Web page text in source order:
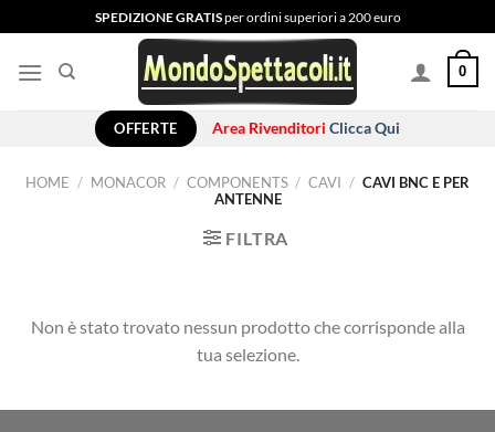
ai
contenuti
SPEDIZIONE GRATISper ordini superiori a 200 euro
0
OFFERTE Area Rivenditori Clicca Qui
HOME / MONACOR / COMPONENTS / CAVI / CAVI BNC E PER
ANTENNE
FILTRA
Non è stato trovato nessun prodotto che corrisponde alla
tua selezione.